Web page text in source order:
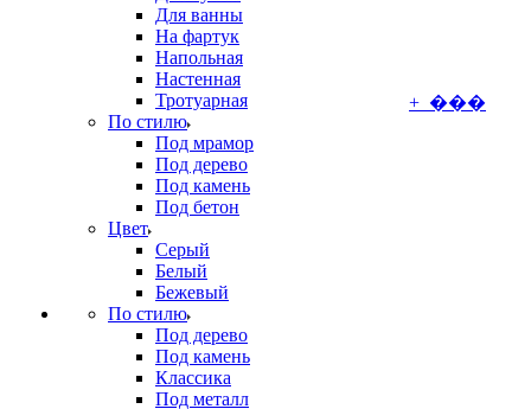
Для ванны
На фартук
Напольная
Настенная
Тротуарная
По стилю
Под мрамор
Под дерево
Под камень
Под бетон
Цвет
Серый
Белый
Бежевый
По стилю
Под дерево
Под камень
Классика
Под металл
+ ���